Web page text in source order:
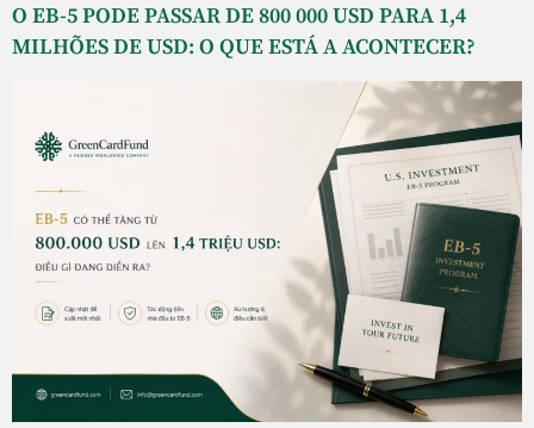
O EB-5 PODE PASSAR DE 800 000 USD PARA 1,4
MILHÕES DE USD: O QUE ESTÁ A ACONTECER?